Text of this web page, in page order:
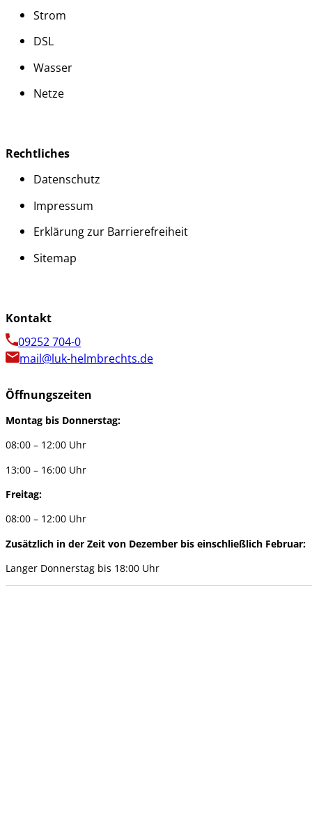
Strom
DSL
Wasser
Netze
Rechtliches
Datenschutz
Impressum
Erklärung zur Barrierefreiheit
Sitemap
Kontakt
09252 704-0
mail@luk-helmbrechts.de
Öffnungszeiten
Montag bis Donnerstag:
08:00 – 12:00 Uhr
13:00 – 16:00 Uhr
Freitag:
08:00 – 12:00 Uhr
Zusätzlich in der Zeit von Dezember bis einschließlich Februar:
Langer Donnerstag bis 18:00 Uhr